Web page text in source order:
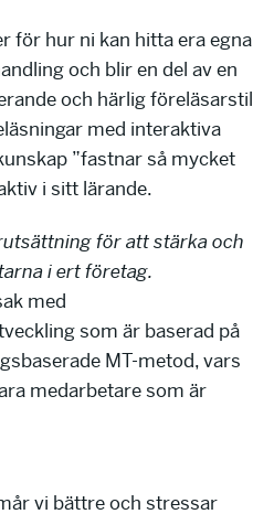
för hur ni kan hitta era egna
och blir en del av en
och härlig föreläsarstil
med interaktiva
”fastnar så mycket
i sitt lärande.
för att stärka och
i ert företag.
med
som är baserad på
MT-metod, vars
medarbetare som är
vi bättre och stressar